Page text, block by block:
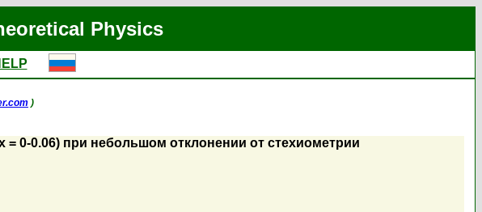
Physics
)
= 0-0.06) при небольшом отклонении от стехиометрии